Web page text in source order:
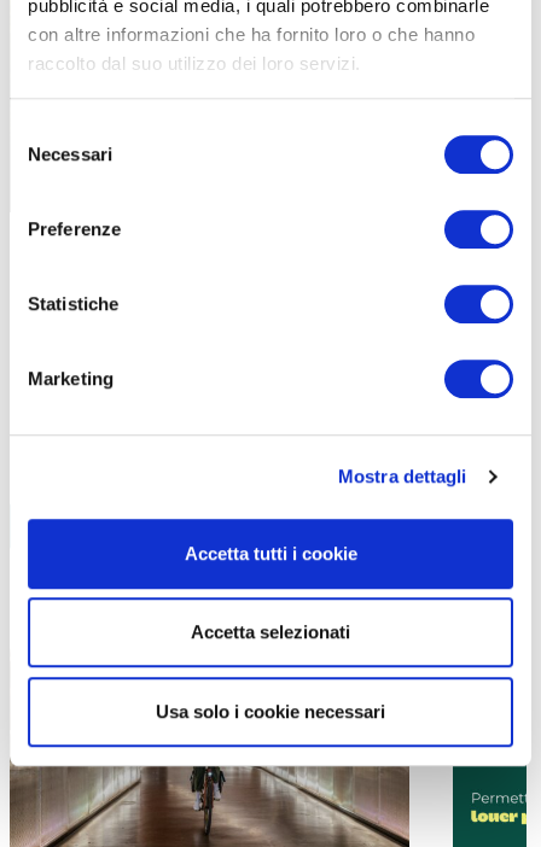
pubblicità e social media, i quali potrebbero combinarle
con altre informazioni che ha fornito loro o che hanno
raccolto dal suo utilizzo dei loro servizi.
delNecessari
Preferenze
Statistiche
Marketing
Mostra dettagli
Accetta tutti i cookie
Accetta selezionati
Usa solo i cookie necessari
RAION, LA NUOVA SELLA VERSATILE E
BIKE ECONOMY